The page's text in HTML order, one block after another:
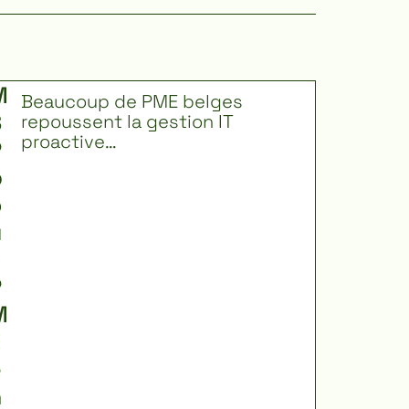
Beaucoup de PME belges
repoussent la gestion IT
proactive…